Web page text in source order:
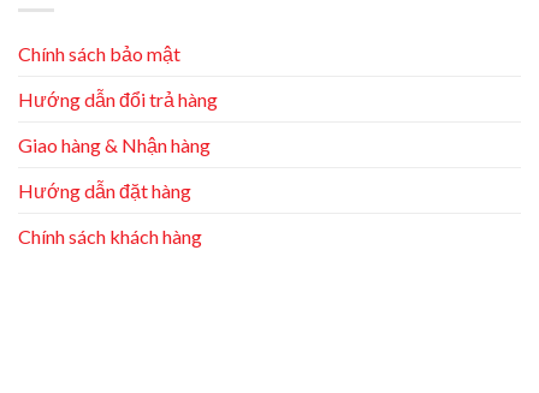
Chính sách bảo mật
Hướng dẫn đổi trả hàng
Giao hàng & Nhận hàng
Hướng dẫn đặt hàng
Chính sách khách hàng